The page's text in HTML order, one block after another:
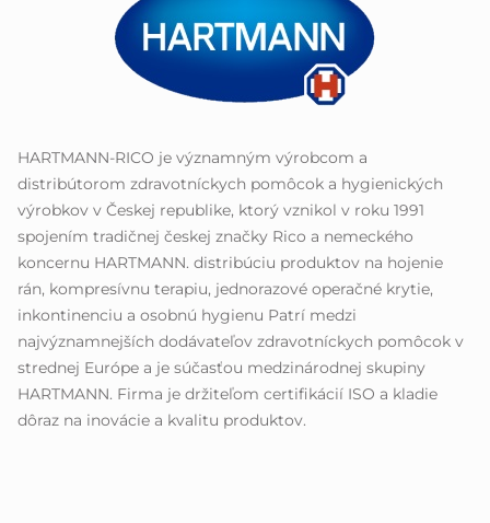
HARTMANN-RICO je významným výrobcom a
distribútorom zdravotníckych pomôcok a hygienických
výrobkov v Českej republike, ktorý vznikol v roku 1991
spojením tradičnej českej značky Rico a nemeckého
koncernu HARTMANN. distribúciu produktov na hojenie
rán, kompresívnu terapiu, jednorazové operačné krytie,
inkontinenciu a osobnú hygienu Patrí medzi
najvýznamnejších dodávateľov zdravotníckych pomôcok v
strednej Európe a je súčasťou medzinárodnej skupiny
HARTMANN. Firma je držiteľom certifikácií ISO a kladie
dôraz na inovácie a kvalitu produktov.